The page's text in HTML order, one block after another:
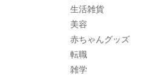
生活雑貨
美容
赤ちゃんグッズ
転職
雑学